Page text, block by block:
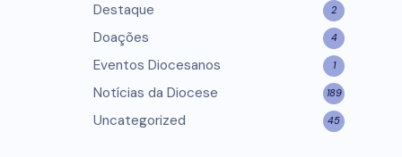
Destaque 2
Doações 4
Eventos Diocesanos 1
Notícias da Diocese 189
Uncategorized 45